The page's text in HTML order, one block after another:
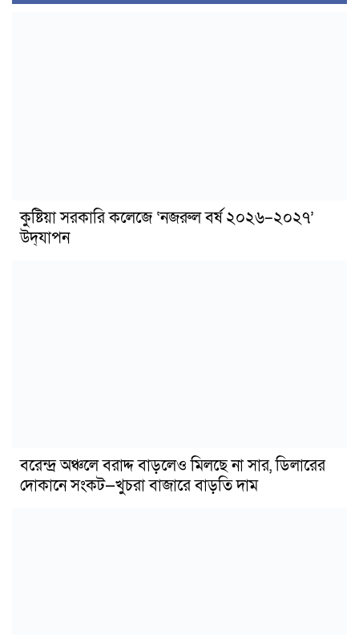
কুষ্টিয়া সরকারি কলেজে ‘নজরুল বর্ষ ২০২৬–২০২৭’
উদ্‌যাপন
বরেন্দ্র অঞ্চলে বরাদ্দ বাড়লেও মিলছে না সার, ডিলারের
দোকানে সংকট—খুচরা বাজারে বাড়তি দাম